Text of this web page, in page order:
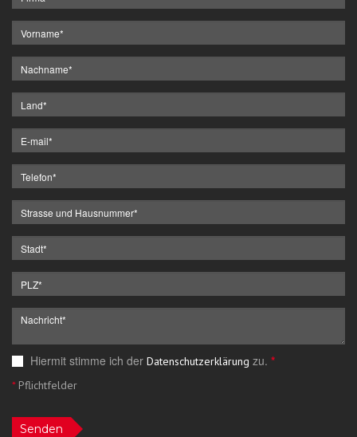
Hiermit stimme ich der Datenschutzerklärung zu. *
*Pflichtfelder
Senden